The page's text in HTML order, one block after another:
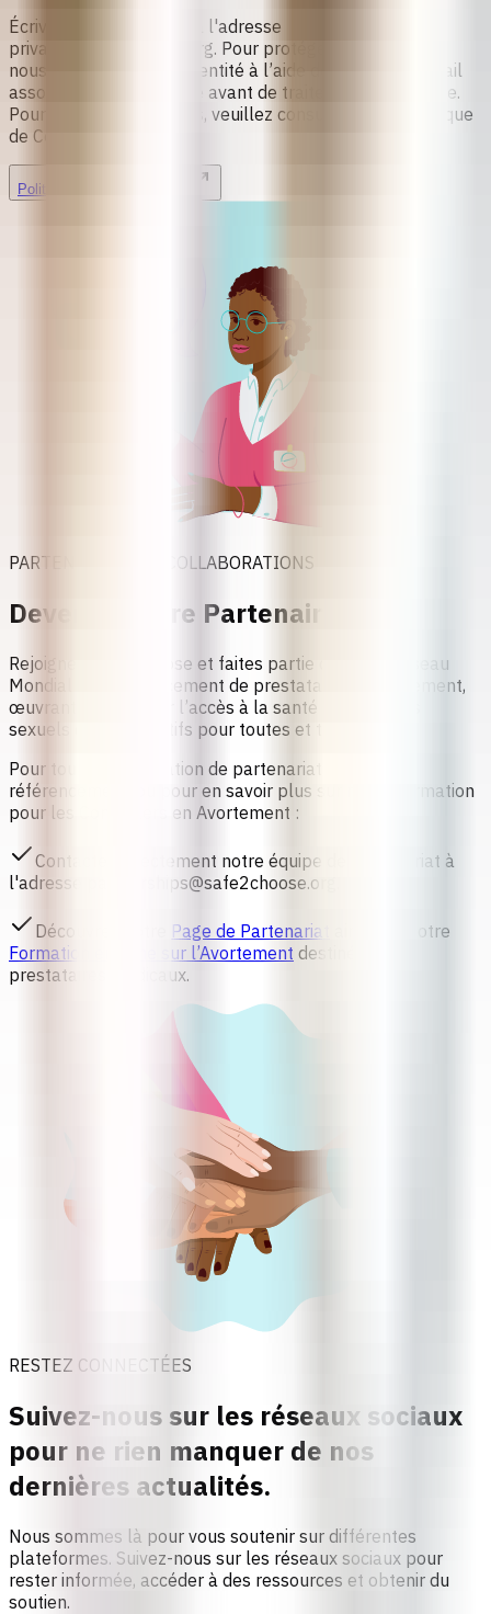
Écrivez-nous un e-mail à l'adresse
privacy@safe2choose.org. Pour protéger vos données,
nous vérifierons votre identité à l’aide de l’adresse e-mail
associée à votre compte avant de traiter toute demande.
Pour plus d’informations, veuillez consulter notre Politique
de Confidentialité.
Politique de Confidentialité
PARTENARIATS ET COLLABORATIONS
Devenez Notre Partenaire
Rejoignez safe2choose et faites partie de notre Réseau
Mondial de Référencement de prestataires d’avortement,
œuvrant pour élargir l’accès à la santé et aux droits
sexuels et reproductifs pour toutes et tous.
Pour toute collaboration de partenariat ou de
référencement, ou pour en savoir plus sur notre Formation
pour les Conseillers en Avortement :
Contactez directement notre équipe de partenariat à
l'adresse
partnerships@safe2choose.org
Découvrez notre Page de Partenariat
ainsi que notre
Formation en ligne sur l’Avortement destinée aux
prestataires médicaux.
RESTEZ CONNECTÉES
Suivez-nous sur les réseaux sociaux
pour ne rien manquer de nos
dernières actualités.
Nous sommes là pour vous soutenir sur différentes
plateformes. Suivez-nous sur les réseaux sociaux pour
rester informée, accéder à des ressources et obtenir du
soutien.